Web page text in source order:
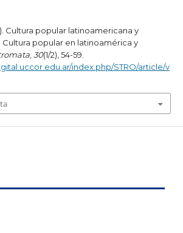
Cultura popular latinoamericana y
Cultura popular en latinoamérica y
,30(1/2), 54-59.
index.php/STRO/article/v